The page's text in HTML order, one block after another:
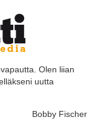
Olen liian
uutta
Bobby Fischer